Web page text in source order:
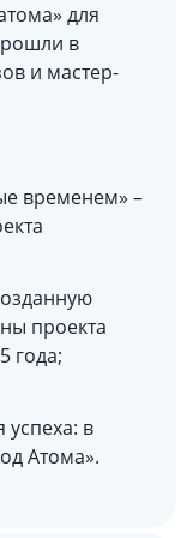
для
в
и мастер-
временем» –
проекта
года;
в
Атома».